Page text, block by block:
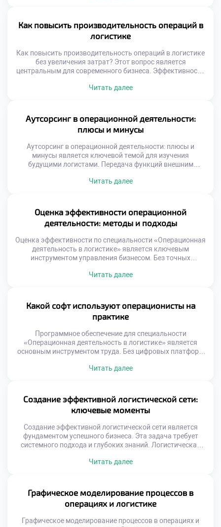
влияют на состояние окружающей среды. Специалист
обязан учитывать экологические факторы при
планировании работы. Регуляторное давление и запрос
общества меняют правила игры. Компании […]
Как повысить производительность операций в
логистике
Как повысить производительность операций в логистике
без увеличения затрат? Этот вопрос является
центральным для современного бизнеса. Эффективность
компании на рынке. Рост объемов не должен вести к
Выпускники должны уметь находить скрытые резервы
эффективности. Именно этот навык отличает
профессионала от простого исполнителя. […]
Читать далее
Аутсорсинг в операционной деятельности:
плюсы и минусы
Аутсорсинг в операционной деятельности: плюсы и
минусы является ключевой темой для изучения
будущими логистами. Передача функций внешним
стратегическое решение требует глубокого анализа и
оценивать целесообразность аутсорсинга отличает
квалифицированного специалиста. Логистические
компании активно используют внешние ресурсы для
Читать далее
Оценка эффективности операционной
деятельности: методы и подходы
Оценка эффективности по специальности «Операционная
деятельность в логистике» является ключевым
инструментом управления бизнесом. Без точных
предприятии. Грамотный анализ данных превращает
производство. Теоретическое понимание показателей
формирует аналитический склад ума. Работодатели ждут
от выпускников умения читать цифры […]
Читать далее
Какой софт используют операционисты на
практике
Программное обеспечение для специальности
«Операционная деятельность в логистике» является
основным инструментом труда. Без цифровых платформ
невозможно представить. Специалист проводит за
выше теоретических знаний. Технологии определяют
скорость и качество ежедневных операций. Рынок
логистического ПО отличается огромным разнообразием
решений. От простых таблиц […]
Читать далее
Создание эффективной логистической сети:
ключевые моменты
Создание эффективной логистической сети является
фундаментом успешного бизнеса. Эта задача требует
системного подхода и глубоких знаний. Логистическая
потребителями товаров. От её качества зависит скорость
компании. Выпускники должны уметь проектировать
такие сложные структуры. Профессионализм в этой
области гарантирует востребованность на рынке […]
Читать далее
Графическое моделирование процессов в
операциях и логистике
Графическое моделирование процессов в операциях и